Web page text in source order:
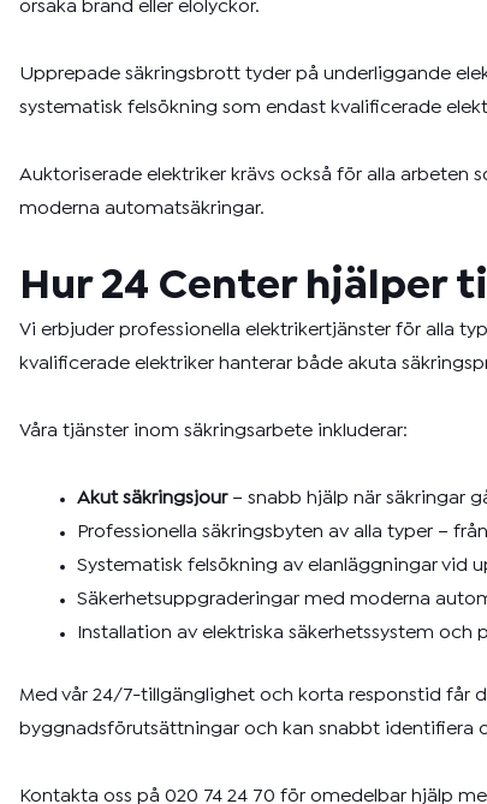
orsaka brand eller elolyckor.
Upprepade säkringsbrott tyder på underliggande
systematisk felsökning som endast kvalificerade
Auktoriserade elektriker krävs också för alla arbeten
moderna automatsäkringar.
Hur 24 Center hjälper
Vi erbjuder professionella elektrikertjänster för alla
kvalificerade elektriker hanterar både akuta
Våra tjänster inom säkringsarbete inkluderar:
Akut säkringsjour– snabb hjälp när säkringar
Professionella säkringsbyten av alla typer –
Systematisk felsökning av elanläggningar vid
Säkerhetsuppgraderingar med moderna
Installation av elektriska säkerhetssystem och
Med vår 24/7-tillgänglighet och korta responstid får
byggnadsförutsättningar och kan snabbt identifiera
Kontakta oss på 020 74 24 70 för omedelbar hjälp